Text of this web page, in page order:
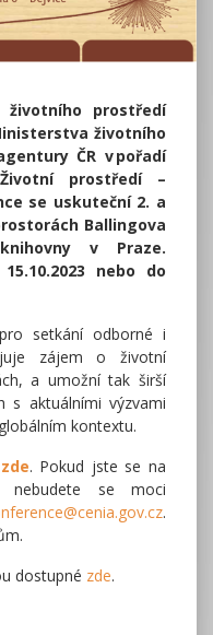
životního prostředí
životního
ČR v pořadí
prostředí –
se uskuteční 2. a
Ballingova
v Praze.
nebo do
setkání odborné i
zájem o životní
a umožní tak širší
s aktuálními výzvami
kontextu.
zde. Pokud jste se na
nebudete se moci
.
dostupné zde.